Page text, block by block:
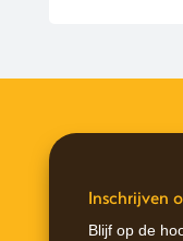
Inschrijven
Blijf op de